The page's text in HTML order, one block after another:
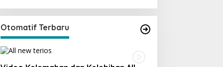
Otomatif Terbaru